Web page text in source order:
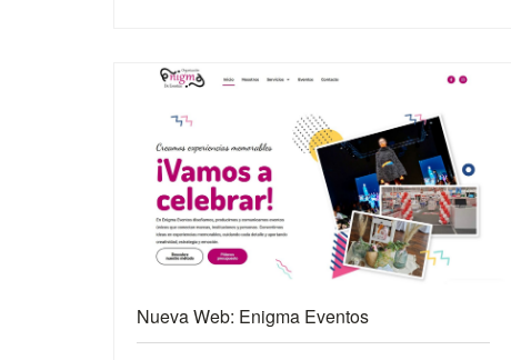
Nueva Web: Enigma Eventos